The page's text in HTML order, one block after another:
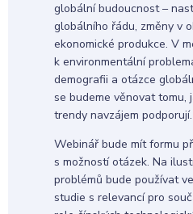
globální budoucnost –
globálního řádu, změny v
ekonomické produkce. V
k environmentální
demografii a otázce
se budeme věnovat
trendy navzájem podporují.
Webinář bude mít formu
s možností otázek. Na
problémů bude používat
studie s relevancí pro